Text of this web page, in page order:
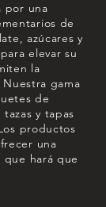
por una
de
azúcares y
elevar su
la
gama
de
y tapas
productos
una
hará que